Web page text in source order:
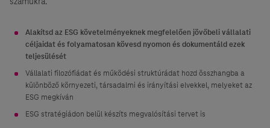
Alakítsd az ESG követelményeknek megfelelően jövőbeli vállalati
céljaidat és folyamatosan kövesd nyomon és dokumentáld ezek
teljesülését
Vállalati filozófiádat és működési struktúrádat hozd összhangba a
különböző környezeti, társadalmi és irányítási elvekkel, melyeket az
ESG megkíván
ESG stratégiádon belül készíts megvalósítási tervet is